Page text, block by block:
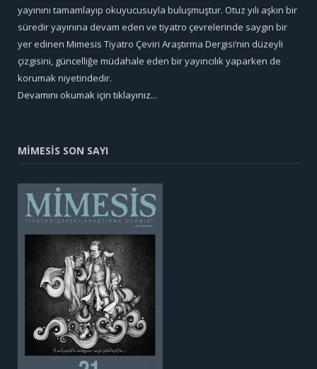
yayınını tamamlayıp okuyucusuyla buluşmuştur. Otuz yılı aşkın bir
süredir yayınına devam eden ve tiyatro çevrelerinde saygın bir
yer edinen Mimesis Tiyatro Çeviri Araştırma Dergisi’nin düzeyli
çizgisini, güncelliğe müdahale eden bir yayıncılık yaparken de
korumak niyetindedir.
Devamını okumak için tıklayınız...
MİMESİS SON SAYI